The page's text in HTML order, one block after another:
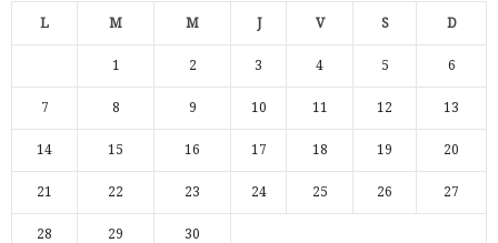
L M M J V S D
1 2 3 4 5 6
7 8 9 10 11 12 13
14 15 16 17 18 19 20
21 22 23 24 25 26 27
28 29 30